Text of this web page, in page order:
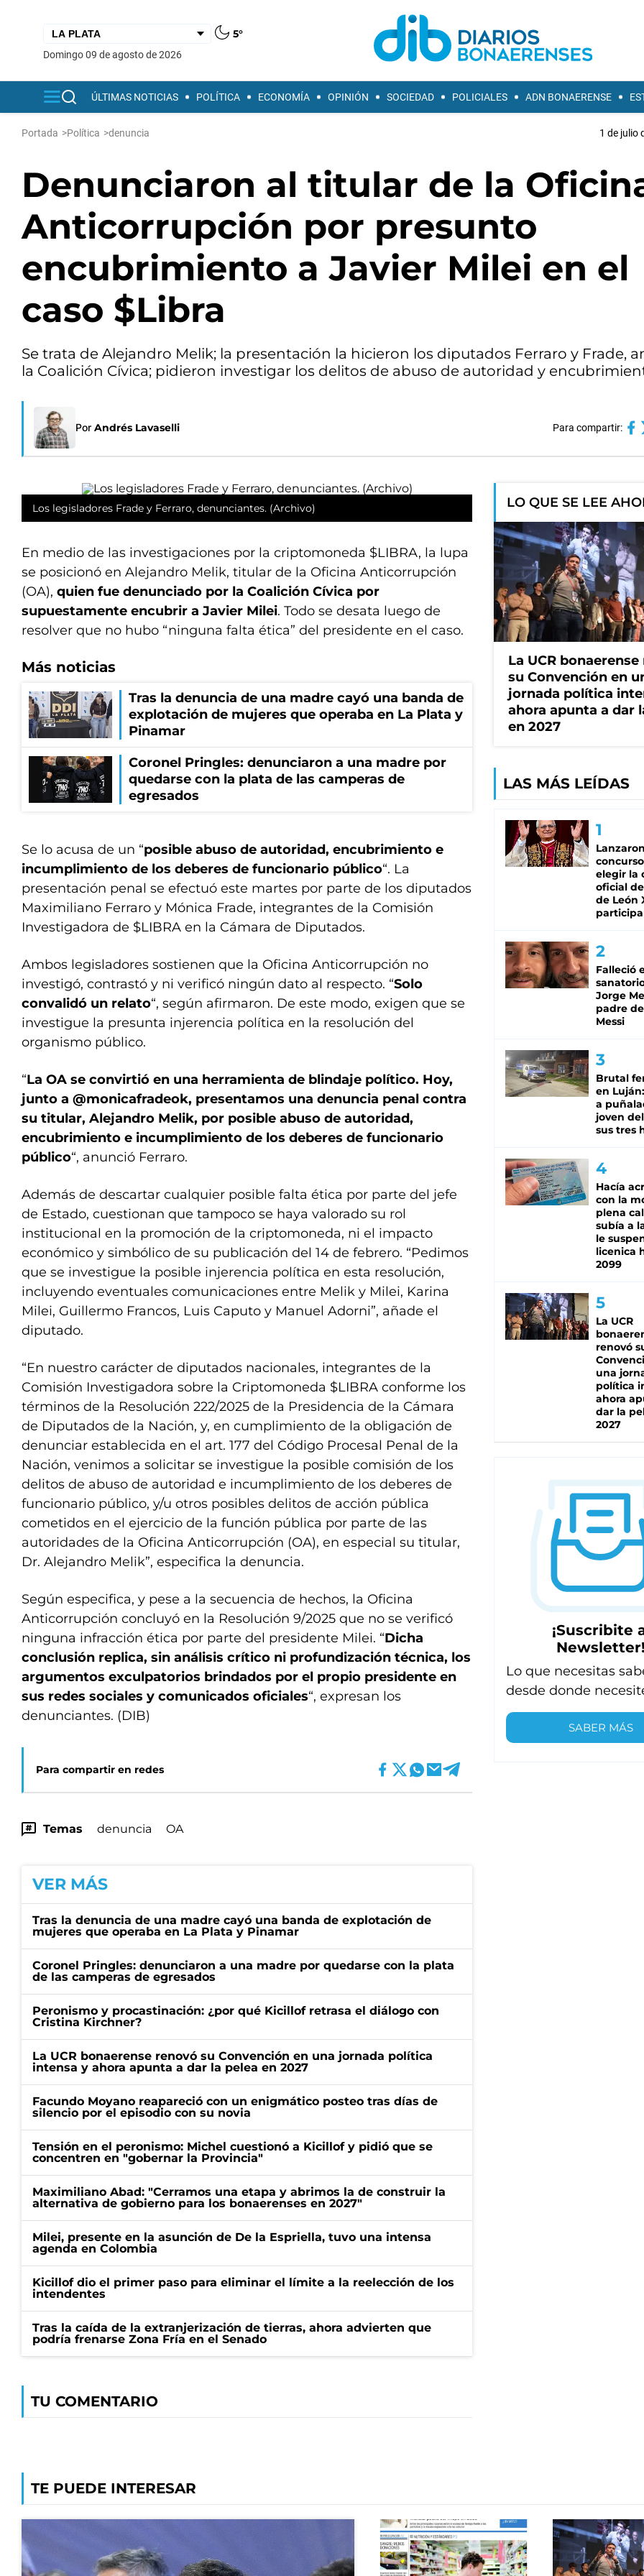
5°
domingo 09 de agosto de 2026
ÚLTIMAS NOTICIAS POLÍTICA ECONOMÍA OPINIÓN SOCIEDAD POLICIALES ADN BONAERENSE
Portada >Política >denuncia 1 de julio
Denunciaron al titular de la
Anticorrupción por presunto
encubrimiento a Javier Milei en el
caso $Libra
Se trata de Alejandro Melik; la presentación la hicieron los diputados Ferraro y Frade,
la Coalición Cívica; pidieron investigar los delitos de abuso de autoridad y
Por Andrés Lavaselli Para compartir:
Los legisladores Frade y Ferraro, denunciantes. (Archivo)
En medio de las investigaciones por la criptomoneda $LIBRA, la lupa
se posicionó en Alejandro Melik, titular de la Oficina Anticorrupción
(OA), quien fue denunciado por la Coalición Cívica por
supuestamente encubrir a Javier Milei. Todo se desata luego de
resolver que no hubo “ninguna falta ética” del presidente en el caso.
Más noticias
Tras la denuncia de una madre cayó una banda de
explotación de mujeres que operaba en La Plata y
Pinamar
Coronel Pringles: denunciaron a una madre por
quedarse con la plata de las camperas de
egresados
Se lo acusa de un “posible abuso de autoridad, encubrimiento e
incumplimiento de los deberes de funcionario público“. La
presentación penal se efectuó este martes por parte de los diputados
Maximiliano Ferraro y Mónica Frade, integrantes de la Comisión
Investigadora de $LIBRA en la Cámara de Diputados.
Ambos legisladores sostienen que la Oficina Anticorrupción no
investigó, contrastó y ni verificó ningún dato al respecto. “Solo
convalidó un relato“, según afirmaron. De este modo, exigen que se
investigue la presunta injerencia política en la resolución del
organismo público.
“La OA se convirtió en una herramienta de blindaje político. Hoy,
junto a @monicafradeok, presentamos una denuncia penal contra
su titular, Alejandro Melik, por posible abuso de autoridad,
encubrimiento e incumplimiento de los deberes de funcionario
público“, anunció Ferraro.
Además de descartar cualquier posible falta ética por parte del jefe
de Estado, cuestionan que tampoco se haya valorado su rol
institucional en la promoción de la criptomoneda, ni el impacto
económico y simbólico de su publicación del 14 de febrero. “Pedimos
que se investigue la posible injerencia política en esta resolución,
incluyendo eventuales comunicaciones entre Melik y Milei, Karina
Milei, Guillermo Francos, Luis Caputo y Manuel Adorni”, añade el
diputado.
“En nuestro carácter de diputados nacionales, integrantes de la
Comisión Investigadora sobre la Criptomoneda $LIBRA conforme los
términos de la Resolución 222/2025 de la Presidencia de la Cámara
de Diputados de la Nación, y, en cumplimiento de la obligación de
denunciar establecida en el art. 177 del Código Procesal Penal de la
Nación, venimos a solicitar se investigue la posible comisión de los
delitos de abuso de autoridad e incumplimiento de los deberes de
funcionario público, y/u otros posibles delitos de acción pública
cometidos en el ejercicio de la función pública por parte de las
autoridades de la Oficina Anticorrupción (OA), en especial su titular,
Dr. Alejandro Melik”, especifica la denuncia.
Según especifica, y pese a la secuencia de hechos, la Oficina
Anticorrupción concluyó en la Resolución 9/2025 que no se verificó
ninguna infracción ética por parte del presidente Milei. “Dicha
conclusión replica, sin análisis crítico ni profundización técnica, los
argumentos exculpatorios brindados por el propio presidente en
sus redes sociales y comunicados oficiales“, expresan los
denunciantes. (DIB)
Para compartir en redes
Temas denuncia OA
VER MÁS
Tras la denuncia de una madre cayó una banda de explotación de
mujeres que operaba en La Plata y Pinamar
Coronel Pringles: denunciaron a una madre por quedarse con la plata
de las camperas de egresados
Peronismo y procastinación: ¿por qué Kicillof retrasa el diálogo con
Cristina Kirchner?
La UCR bonaerense renovó su Convención en una jornada política
intensa y ahora apunta a dar la pelea en 2027
Facundo Moyano reapareció con un enigmático posteo tras días de
silencio por el episodio con su novia
Tensión en el peronismo: Michel cuestionó a Kicillof y pidió que se
concentren en "gobernar la Provincia"
Maximiliano Abad: "Cerramos una etapa y abrimos la de construir la
alternativa de gobierno para los bonaerenses en 2027"
Milei, presente en la asunción de De la Espriella, tuvo una intensa
agenda en Colombia
Kicillof dio el primer paso para eliminar el límite a la reelección de los
intendentes
Tras la caída de la extranjerización de tierras, ahora advierten que
podría frenarse Zona Fría en el Senado
TU COMENTARIO
LO QUE SE LEE
La UCR
su Convención en
jornada política
ahora apunta a dar
en 2027
LAS MÁS LEÍDAS
elegir la
oficial
de León
Falleció
Jorge
padre
Messi
Brutal
en
a
joven
sus tres
Hacía
con la
plena
subía a
le
licenica
2099
La UCR
renovó
una
política
ahora
dar la
2027
¡Suscribite
Newsletter!
Lo que necesitas
desde donde
SABER MÁS
TE PUEDE INTERESAR